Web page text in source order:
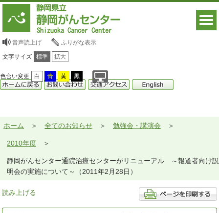
音声読上げ ふりがな表示
文字サイズ 標準 拡大
色合い変更 白 青 黄 黒
ホーム 全てのお知らせ 勉強会・講演会
2010年度
静岡がんセンター通院治療センターがリニューアル ～報道者向け説
明会の実施について～（2011年2月28日）
読み上げる